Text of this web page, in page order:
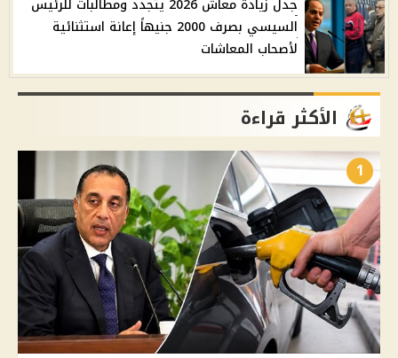
السيسي بصرف 2000 جنيهاً إعانة استثنائية
لأصحاب المعاشات
الأكثر قراءة
1